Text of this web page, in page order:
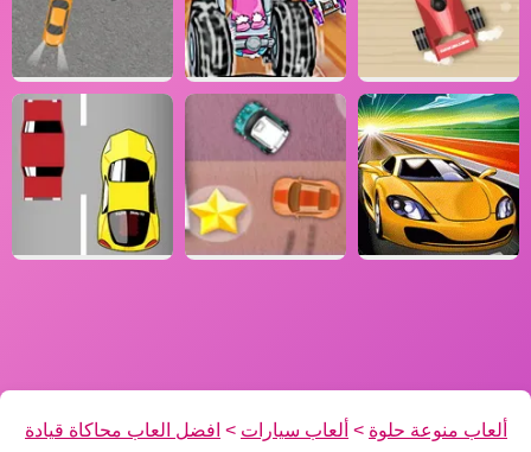
ألعاب منوعة حلوة > ألعاب سيارات > افضل العاب محاكاة قيادة